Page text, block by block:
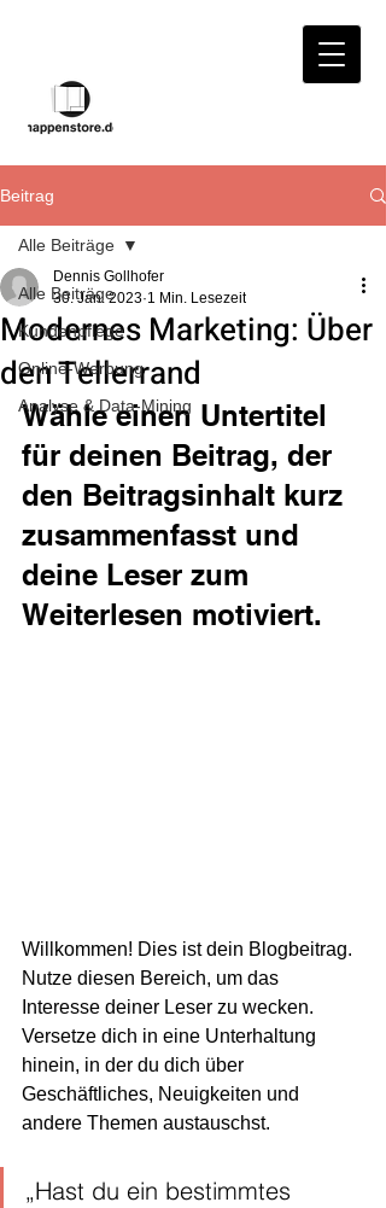
Beitrag
Alle Beiträge
Kundenpflege
Online-Werbung
Analyse & Data-Mining
Alle Beiträge
Modernes Marketing: Über
den Tellerrand
Dennis Gollhofer
30. Jan. 2023 1 Min. Lesezeit
Wähle einen Untertitel
für deinen Beitrag, der
den Beitragsinhalt kurz
zusammenfasst und
deine Leser zum
Weiterlesen motiviert.
Willkommen! Dies ist dein Blogbeitrag.
Nutze diesen Bereich, um das
Interesse deiner Leser zu wecken.
Versetze dich in eine Unterhaltung
hinein, in der du dich über
Geschäftliches, Neuigkeiten und
andere Themen austauschst.
„Hast du ein bestimmtes